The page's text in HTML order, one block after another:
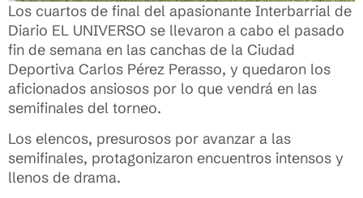
Los cuartos de final del apasionante Interbarrial de
Diario EL UNIVERSO se llevaron a cabo el pasado
fin de semana en las canchas de la Ciudad
Deportiva Carlos Pérez Perasso, y quedaron los
aficionados ansiosos por lo que vendrá en las
semifinales del torneo.
Los elencos, presurosos por avanzar a las
semifinales, protagonizaron encuentros intensos y
llenos de drama.